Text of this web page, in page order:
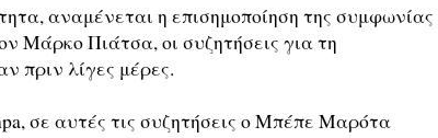
αναμένεται η επισημοποίηση της συμφωνίας
Μάρκο Πιάτσα, οι συζητήσεις για τη
πριν λίγες μέρες.
σε αυτές τις συζητήσεις ο Μπέπε Μαρότα